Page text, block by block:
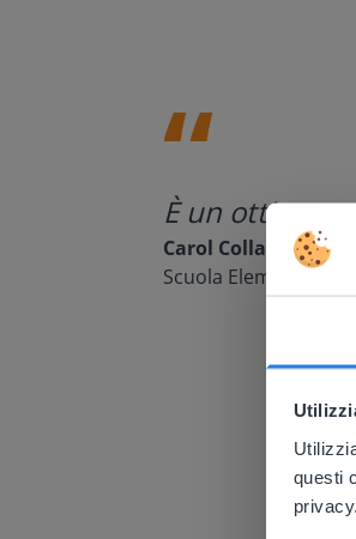
questi
privacy.
È un ottimo
Carol Collack
Scuola Elementare